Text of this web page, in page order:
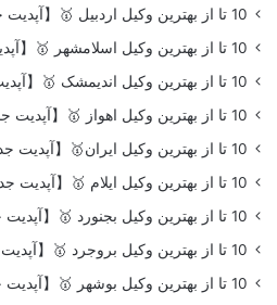
10 تا از بهترین وکیل اردبیل 🥇【آپدیت جدید】
10 تا از بهترین وکیل اسلامشهر 🥇【آپدیت جدید】
10 تا از بهترین وکیل اندیمشک 🥇【آپدیت جدید】
10 تا از بهترین وکیل اهواز 🥇【آپدیت جدید】⚖️
10 تا از بهترین وکیل ایران🥇【آپدیت جدید】
10 تا از بهترین وکیل ایلام 🥇【آپدیت جدید】
10 تا از بهترین وکیل بجنورد 🥇【آپدیت جدید】
10 تا از بهترین وکیل بروجرد 🥇【آپدیت جدید】
10 تا از بهترین وکیل بوشهر 🥇【آپدیت جدید】